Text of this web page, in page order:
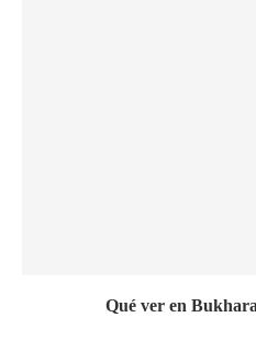
Qué ver en